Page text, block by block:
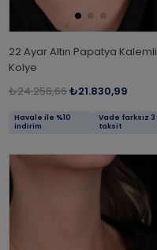
22 Ayar Altın Papatya Kalemli
Kolye
₺24.256,66₺21.830,99
Havale ile %10
indirim
Vade farksız 3
taksit